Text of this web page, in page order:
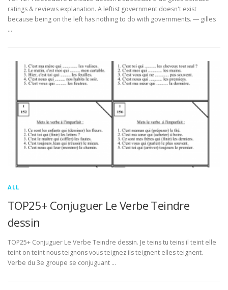
ratings & reviews explanation. A leftist government doesn't exist
because being on the left has nothing to do with governments. ― gilles
…
ALL
TOP25+ Conjuguer Le Verbe Teindre
dessin
TOP25+ Conjuguer Le Verbe Teindre dessin. Je teins tu teins il teint elle
teint on teint nous teignons vous teignez ils teignent elles teignent.
Verbe du 3e groupe se conjuguant …